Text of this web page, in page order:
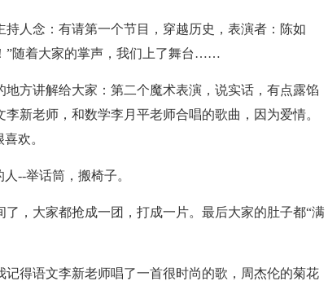
人念：有请第一个节目，穿越历史，表演者：陈如
”随着大家的掌声，我们上了舞台……
方讲解给大家：第二个魔术表演，说实话，有点露馅
新老师，和数学李月平老师合唱的歌曲，因为爱情。
欢。
--举话筒，搬椅子。
，大家都抢成一团，打成一片。最后大家的肚子都“满
得语文李新老师唱了一首很时尚的歌，周杰伦的菊花